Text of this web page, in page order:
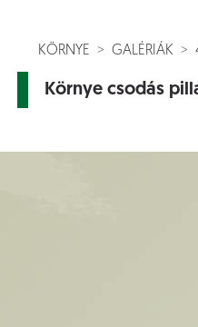
KÖRNYE GALÉRIÁK
Környe csodás